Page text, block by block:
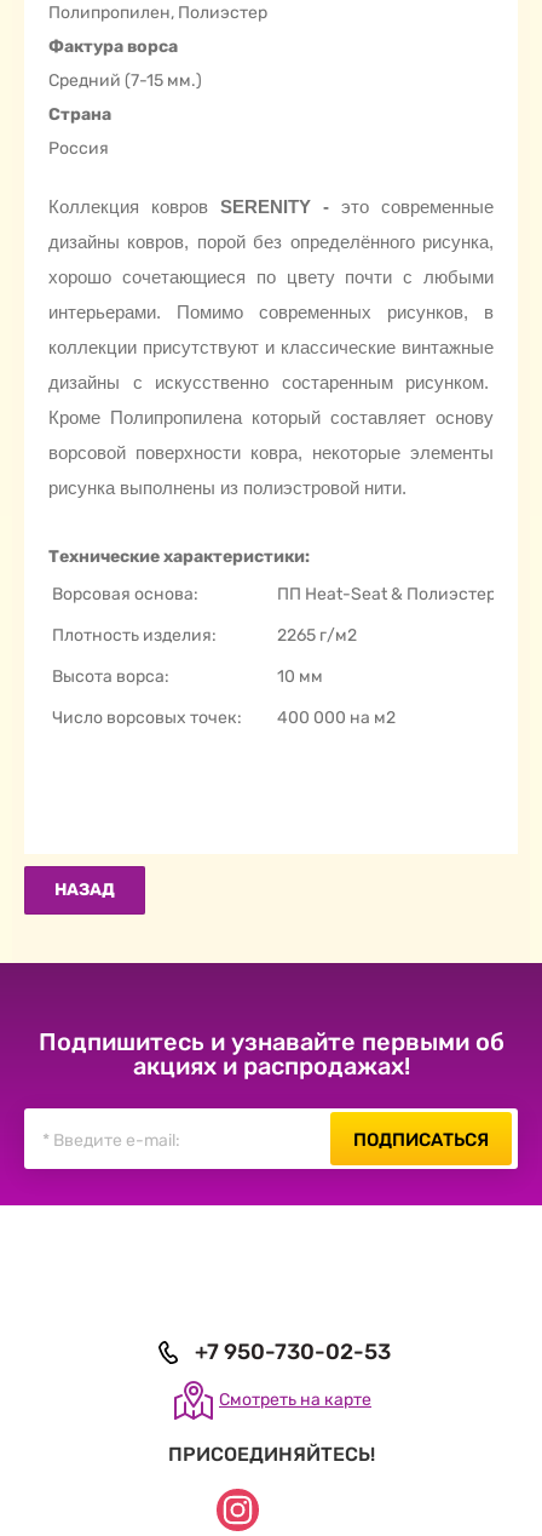
Полипропилен, Полиэстер
Фактура ворса
Средний (7-15 мм.)
Страна
Россия
Коллекция ковров SERENITY - это современные
дизайны ковров, порой без определённого рисунка,
хорошо сочетающиеся по цвету почти с любыми
интерьерами. Помимо современных рисунков, в
коллекции присутствуют и классические винтажные
дизайны с искусственно состаренным рисунком.
Кроме Полипропилена который составляет основу
ворсовой поверхности ковра, некоторые элементы
рисунка выполнены из полиэстровой нити.
Технические характеристики:
Ворсовая основа:
ПП Heat-Seat & Полиэстер
Плотность изделия:
2265 г/м2
Высота ворса:
10 мм
Число ворсовых точек:
400 000 на м2
НАЗАД
Подпишитесь и узнавайте первыми об
акциях и распродажах!
ПОДПИСАТЬСЯ
+7 950-730-02-53
Смотреть на карте
ПРИСОЕДИНЯЙТЕСЬ!